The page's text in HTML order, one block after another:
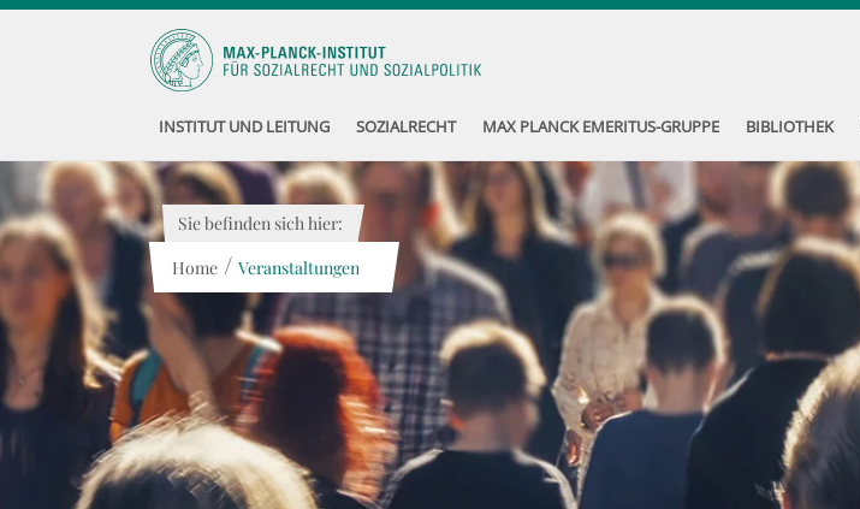
INSTITUT UND LEITUNG SOZIALRECHT MAX PLANCK EMERITUS-GRUPPE BIBLIOTHEK
Sie befinden sich hier:
Home / Veranstaltungen